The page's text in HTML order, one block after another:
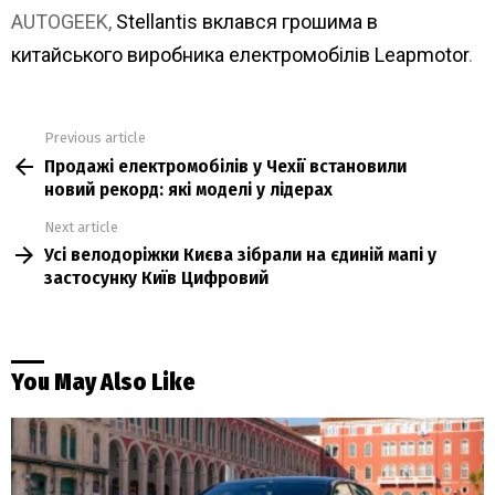
AUTOGEEK, Stellantis вклався грошима в
китайського виробника електромобілів Leapmotor.
more
Previous article
Продажі електромобілів у Чехії встановили
новий рекорд: які моделі у лідерах
Next article
Усі велодоріжки Києва зібрали на єдиній мапі у
застосунку Київ Цифровий
You May Also Like